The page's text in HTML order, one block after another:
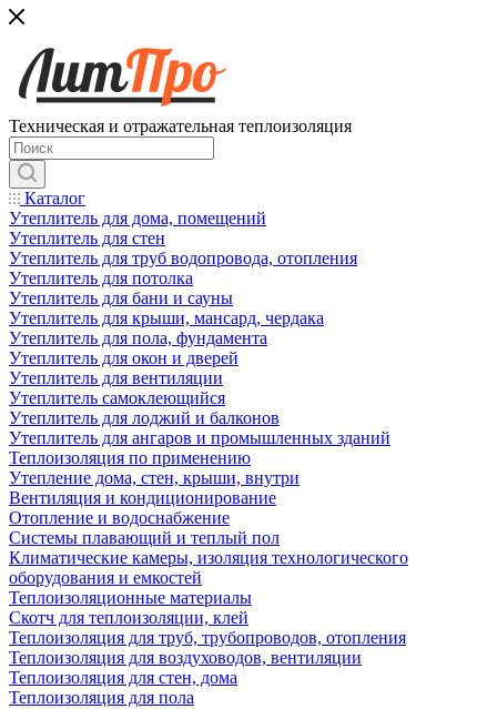
Техническая и отражательная теплоизоляция
Каталог
Утеплитель для дома, помещений
Утеплитель для стен
Утеплитель для труб водопровода, отопления
Утеплитель для потолка
Утеплитель для бани и сауны
Утеплитель для крыши, мансард, чердака
Утеплитель для пола, фундамента
Утеплитель для окон и дверей
Утеплитель для вентиляции
Утеплитель самоклеющийся
Утеплитель для лоджий и балконов
Утеплитель для ангаров и промышленных зданий
Теплоизоляция по применению
Утепление дома, стен, крыши, внутри
Вентиляция и кондиционирование
Отопление и водоснабжение
Системы плавающий и теплый пол
Климатические камеры, изоляция технологического
оборудования и емкостей
Теплоизоляционные материалы
Скотч для теплоизоляции, клей
Теплоизоляция для труб, трубопроводов, отопления
Теплоизоляция для воздуховодов, вентиляции
Теплоизоляция для стен, дома
Теплоизоляция для пола